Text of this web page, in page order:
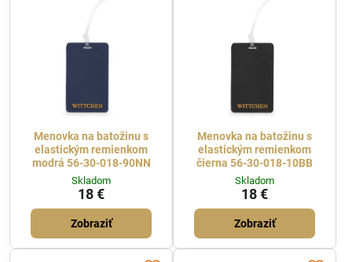
Menovka na batožinu s
elastickým remienkom
modrá 56-30-018-90NN
Skladom
18 €
Zobraziť
Menovka na batožinu s
elastickým remienkom
čierna 56-30-018-10BB
Skladom
18 €
Zobraziť